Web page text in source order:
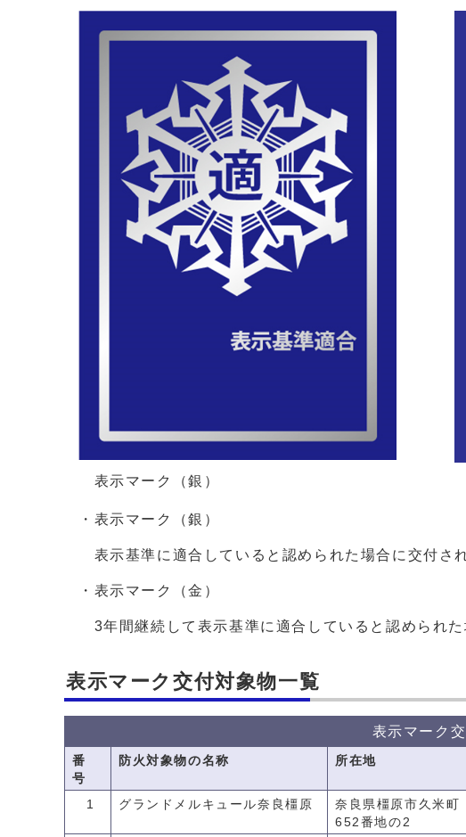
表示マーク（銀）
・表示マーク（銀）
表示基準に適合していると認められた場合に交付さ
・表示マーク（金）
3年間継続して表示基準に適合していると認められた
表示マーク交付対象物一覧
表示マーク
番
号
防火対象物の名称 所在地
1
グランドメルキュール奈良橿原
奈良県橿原市久米町
652番地の2